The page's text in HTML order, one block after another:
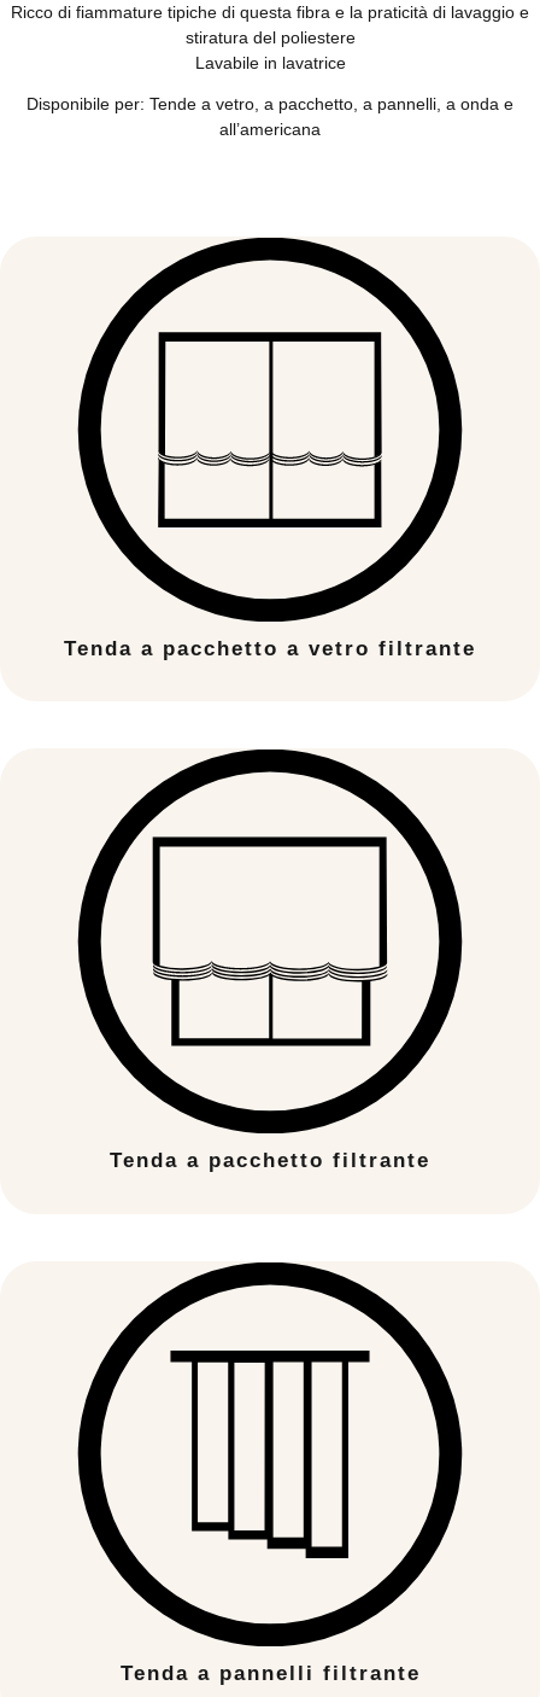
Ricco di fiammature tipiche di questa fibra e la praticità di lavaggio e
stiratura del poliestere
Lavabile in lavatrice
Disponibile per: Tende a vetro, a pacchetto, a pannelli, a onda e
all’americana
Tenda a pacchetto a vetro filtrante
Tenda a pacchetto filtrante
Tenda a pannelli filtrante